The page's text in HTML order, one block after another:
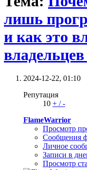
лишь
и как это
2024-12-22, 01:10
Репутация
10 + /-
FlameWarrior
Просмотр
Сообщения
Личное
Записи в
Просмотр